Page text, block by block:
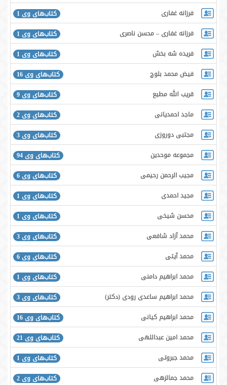
فرزانه غفاری
کتاب‌های وی 1
فرزانه غفاری – محسن ناصری
کتاب‌های وی 1
فریده شه‌ بخش
کتاب‌های وی 1
فیض محمد بلوچ
کتاب‌های وی 16
قریب الله مطیع
کتاب‌های وی 9
ماجد احمدیانی
کتاب‌های وی 2
مجتبی دوروزی
کتاب‌های وی 3
مجموعه موحدین
کتاب‌های وی 94
مجیب الرحمن رحیمی
کتاب‌های وی 6
مجید احمدی
کتاب‌های وی 1
محسن شیخی
کتاب‌های وی 1
محمد آزاد شافعی
کتاب‌های وی 3
محمد آیتی
کتاب‌های وی 6
محمد ابراهیم دامنی
کتاب‌های وی 1
محمد ابراهیم ساعدی رودی (دکتر)
کتاب‌های وی 3
محمد ابراهیم کیانی
کتاب‌های وی 16
محمد امین عبداللهی
کتاب‌های وی 21
محمد جبروتی
کتاب‌های وی 1
محمد جمالزهی
کتاب‌های وی 2